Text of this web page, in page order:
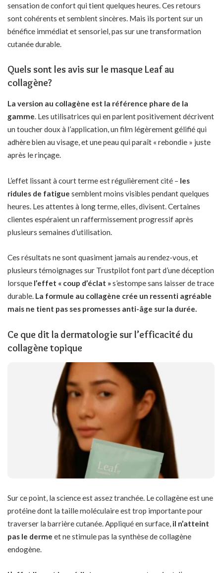
sensation de confort qui tient quelques heures. Ces retours
sont cohérents et semblent sincères. Mais ils portent sur un
bénéfice immédiat et sensoriel, pas sur une transformation
cutanée durable.
Quels sont les avis sur le masque Leaf au
collagène?
La version au collagène est la référence phare de la
gamme. Les utilisatrices qui en parlent positivement décrivent
un toucher doux à l’application, un film légèrement gélifié qui
adhère bien au visage, et une peau qui paraît « rebondie » juste
après le rinçage.
L’effet lissant à court terme est régulièrement cité – les
ridules de fatigue semblent moins visibles pendant quelques
heures. Les attentes à long terme, elles, divisent. Certaines
clientes espéraient un raffermissement progressif après
plusieurs semaines d’utilisation.
Ces résultats ne sont quasiment jamais au rendez-vous, et
plusieurs témoignages sur Trustpilot font part d’une déception
lorsque l’effet « coup d’éclat »s’estompe sans laisser de trace
durable. La formule au collagène crée un ressenti agréable
mais ne tient pas ses promesses anti-âge sur la durée.
Ce que dit la dermatologie sur l’efficacité du
collagène topique
Sur ce point, la science est assez tranchée. Le collagène est une
protéine dont la taille moléculaire est trop importante pour
traverser la barrière cutanée. Appliqué en surface, il n’atteint
pas le derme et ne stimule pas la synthèse de collagène
endogène.